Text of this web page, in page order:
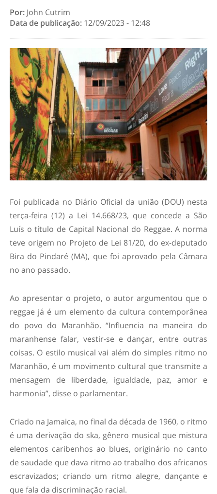
Por: John Cutrim
Data de publicação: 12/09/2023 - 12:48
Foi publicada no Diário Oficial da união (DOU) nesta
terça-feira (12) a Lei 14.668/23, que concede a São
Luís o título de Capital Nacional do Reggae. A norma
teve origem no Projeto de Lei 81/20, do ex-deputado
Bira do Pindaré (MA), que foi aprovado pela Câmara
no ano passado.
Ao apresentar o projeto, o autor argumentou que o
reggae já é um elemento da cultura contemporânea
do povo do Maranhão. “Influencia na maneira do
maranhense falar, vestir-se e dançar, entre outras
coisas. O estilo musical vai além do simples ritmo no
Maranhão, é um movimento cultural que transmite a
mensagem de liberdade, igualdade, paz, amor e
harmonia”, disse o parlamentar.
Criado na Jamaica, no final da década de 1960, o ritmo
é uma derivação do ska, gênero musical que mistura
elementos caribenhos ao blues, originário no canto
de saudade que dava ritmo ao trabalho dos africanos
escravizados; criando um ritmo alegre, dançante e
que fala da discriminação racial.